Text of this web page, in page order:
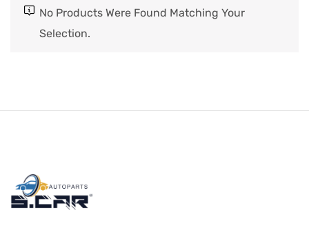
No Products Were Found Matching Your
Selection.